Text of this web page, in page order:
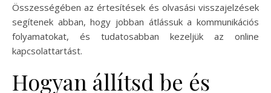
Összességében az értesítések és olvasási visszajelzések
segítenek abban, hogy jobban átlássuk a kommunikációs
folyamatokat, és tudatosabban kezeljük az online
kapcsolattartást.
Hogyan állítsd be és